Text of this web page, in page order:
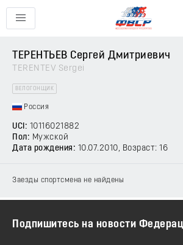
ТЕРЕНТЬЕВ Сергей Дмитриевич
TERENTEV Sergei
ВЕЛОГОНЩИК
Россия
UCI: 10116021882
Пол: Мужской
Дата рождения: 10.07.2010, Возраст: 16
Заезды спортсмена не найдены
Подпишитесь на новости